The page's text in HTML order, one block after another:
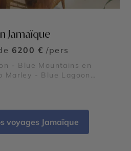
Jamaïque
6200 € /pers
- Blue Mountains en
Marley - Blue Lagoon
voyages Jamaïque